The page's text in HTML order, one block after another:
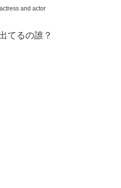
and actor
てるの誰？